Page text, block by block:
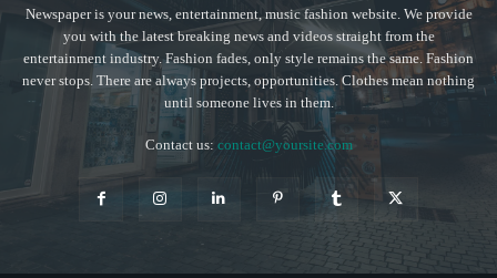
Newspaper is your news, entertainment, music fashion website. We provide
you with the latest breaking news and videos straight from the
entertainment industry. Fashion fades, only style remains the same. Fashion
never stops. There are always projects, opportunities. Clothes mean nothing
until someone lives in them.
Contact us: contact@yoursite.com